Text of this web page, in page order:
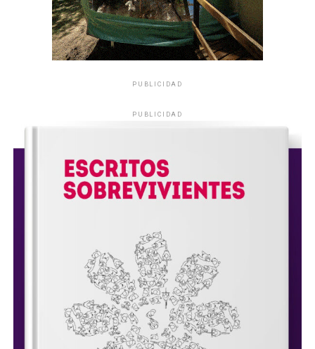
PUBLICIDAD
PUBLICIDAD